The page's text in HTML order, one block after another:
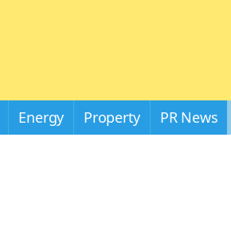
Energy Property PR News